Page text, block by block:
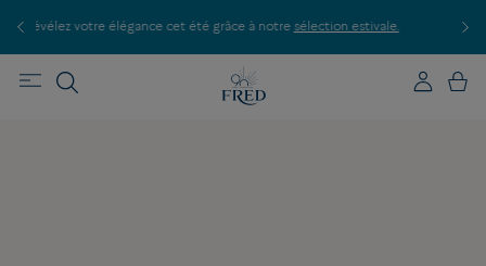
cet été grâce à notresélection estivale. Découvrez nos créations en